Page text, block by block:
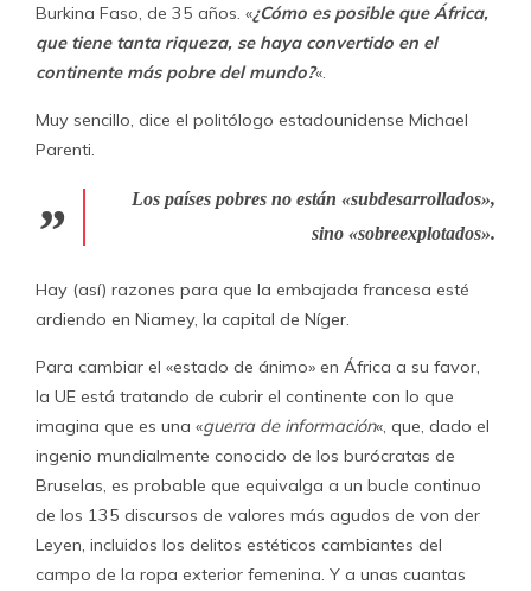
Burkina Faso, de 35 años. «¿Cómo es posible que África,
que tiene tanta riqueza, se haya convertido en el
continente más pobre del mundo?«.
Muy sencillo, dice el politólogo estadounidense Michael
Parenti.
Los países pobres no están «subdesarrollados»,
sino «sobreexplotados».
Hay (así) razones para que la embajada francesa esté
ardiendo en Niamey, la capital de Níger.
Para cambiar el «estado de ánimo» en África a su favor,
la UE está tratando de cubrir el continente con lo que
imagina que es una «guerra de información«, que, dado el
ingenio mundialmente conocido de los burócratas de
Bruselas, es probable que equivalga a un bucle continuo
de los 135 discursos de valores más agudos de von der
Leyen, incluidos los delitos estéticos cambiantes del
campo de la ropa exterior femenina. Y a unas cuantas